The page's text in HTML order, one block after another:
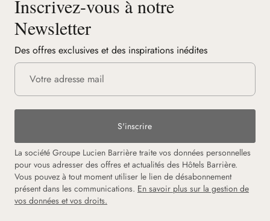
Inscrivez-vous à notre
Newsletter
Des offres exclusives et des inspirations inédites
S'inscrire
La société Groupe Lucien Barrière traite vos données personnelles
pour vous adresser des offres et actualités des Hôtels Barrière.
Vous pouvez à tout moment utiliser le lien de désabonnement
présent dans les communications. En savoir plus sur la gestion de
vos données et vos droits.